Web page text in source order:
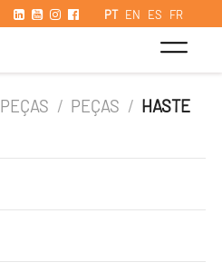
PT EN ES FR
PEÇAS / PEÇAS / HASTE